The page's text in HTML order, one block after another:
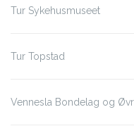
Tur Sykehusmuseet
Tur Topstad
Vennesla Bondelag og